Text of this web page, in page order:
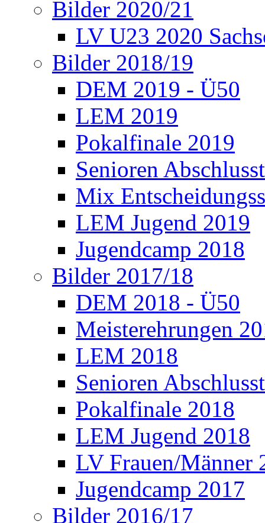
Bilder 2020/21
LV U23 2020
Bilder 2018/19
DEM 2019 - Ü50
LEM 2019
Pokalfinale 2019
Senioren
Mix
LEM Jugend 2019
Jugendcamp 2018
Bilder 2017/18
DEM 2018 - Ü50
Meisterehrungen
LEM 2018
Senioren
Pokalfinale 2018
LEM Jugend 2018
LV Frauen/Männer
Jugendcamp 2017
Bilder 2016/17